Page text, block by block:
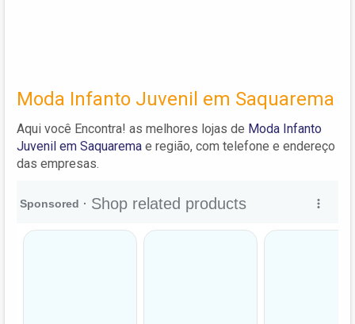
Moda Infanto Juvenil em Saquarema
Aqui você Encontra! as melhores lojas de Moda Infanto
Juvenil em Saquarema e região, com telefone e endereço
das empresas.